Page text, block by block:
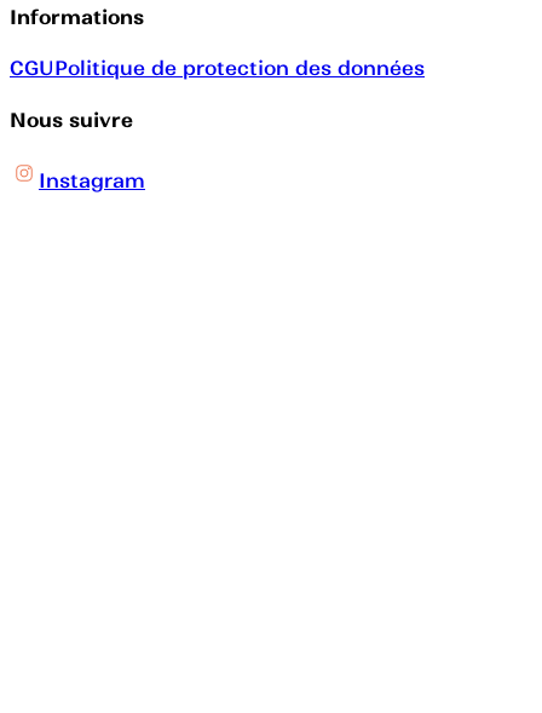
Informations
CGUPolitique de protection des données
Nous suivre
Instagram